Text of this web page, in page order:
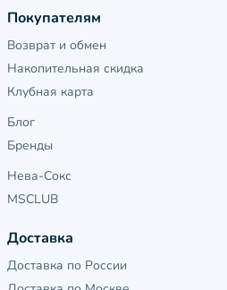
Покупателям
Возврат и обмен
Накопительная скидка
Клубная карта
Блог
Бренды
Нева-Сокс
MSCLUB
Доставка
Доставка по России